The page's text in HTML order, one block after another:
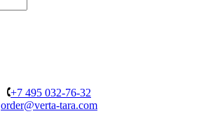
+7 495 032-76-32
order@verta-tara.com